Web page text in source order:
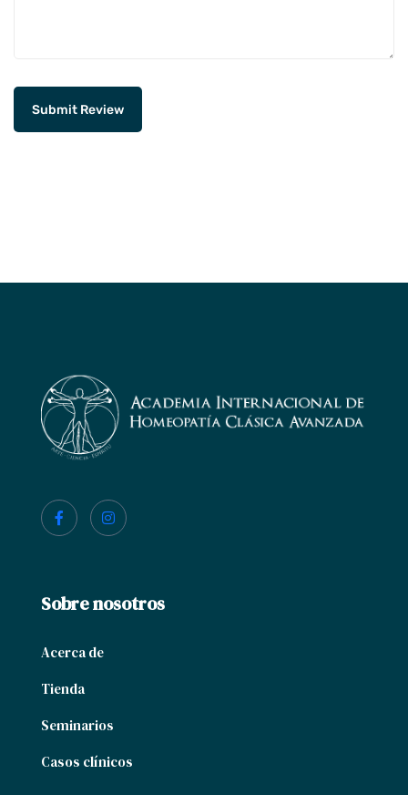
Submit Review
Sobre nosotros
Acerca de
Tienda
Seminarios
Casos clínicos